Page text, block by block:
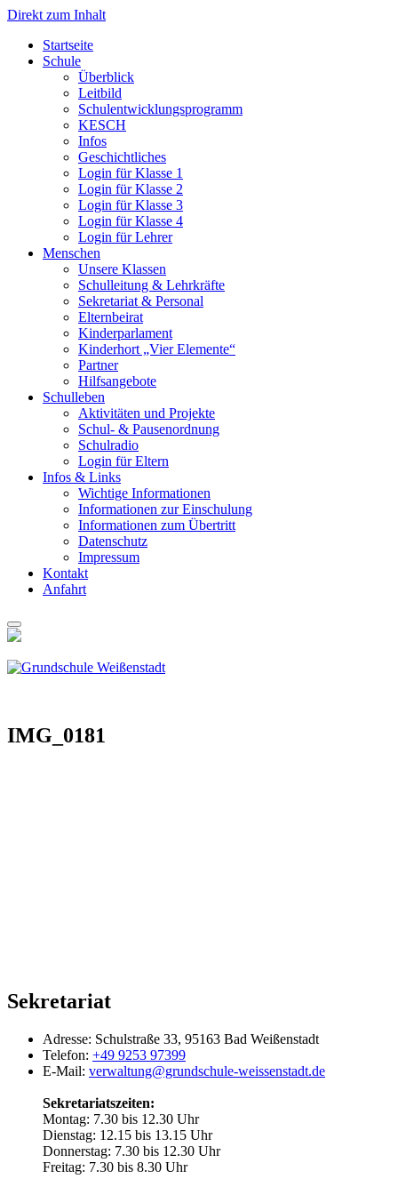
Direkt zum Inhalt
Start­sei­te
Schu­le
Über­blick
Leit­bild
Schul­ent­wick­lungs­pro­gramm
KESCH
Infos
Geschicht­li­ches
Log­in für Klas­se 1
Log­in für Klas­se 2
Log­in für Klas­se 3
Log­in für Klas­se 4
Log­in für Leh­rer
Men­schen
Unse­re Klas­sen
Schul­lei­tung & Lehr­kräf­te
Sekre­ta­ri­at & Per­so­nal
Eltern­bei­rat
Kin­der­par­la­ment
Kin­der­hort „Vier Ele­men­te“
Part­ner
Hilfs­an­ge­bo­te
Schul­le­ben
Akti­vi­tä­ten und Pro­jek­te
Schul- & Pau­sen­ord­nung
Schul­ra­dio
Log­in für Eltern
Infos & Links
Wich­ti­ge Infor­ma­tio­nen
Infor­ma­tio­nen zur Ein­schu­lung
Infor­ma­tio­nen zum Über­tritt
Daten­schutz
Impres­sum
Kon­takt
Anfahrt
IMG_0181
Sekretariat
Adresse: Schulstraße 33, 95163 Bad Weißenstadt
Telefon: +49 9253 97399
E-Mail: verwaltung@grundschule-weissenstadt.de
Sekretariatszeiten:
Montag: 7.30 bis 12.30 Uhr
Dienstag: 12.15 bis 13.15 Uhr
Donnerstag: 7.30 bis 12.30 Uhr
Freitag: 7.30 bis 8.30 Uhr